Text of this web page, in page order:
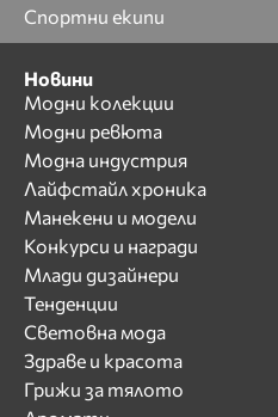
Спортни екипи
Новини
Модни колекции
Модни ревюта
Модна индустрия
Лайфстайл хроника
Манекени и модели
Конкурси и награди
Млади дизайнери
Тенденции
Световна мода
Здраве и красота
Грижи за тялото